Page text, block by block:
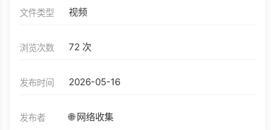
文件类型 视频
浏览次数 72 次
发布时间 2026-05-16
发布者 🌐 网络收集